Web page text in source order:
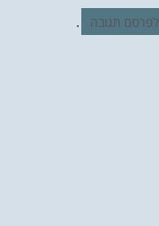
לפרסם תגובה .